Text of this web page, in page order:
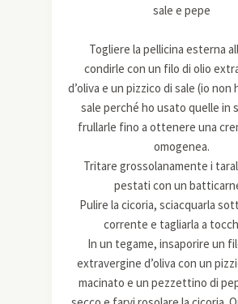
sale e pepe
Togliere la pellicina esterna
condirle con un filo di olio
d’oliva e un pizzico di sale (io non
sale perché ho usato quelle in
frullarle fino a ottenere una
omogenea.
Tritare grossolanamente i
pestati con un
Pulire la cicoria, sciacquarla
corrente e tagliarla a
In un tegame, insaporire un
extravergine d’oliva con un
macinato e un pezzettino di